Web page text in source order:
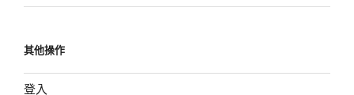
其他操作
登入